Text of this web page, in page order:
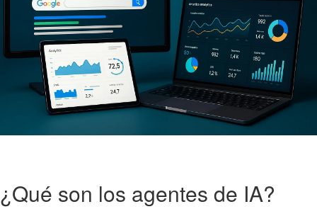
¿Qué son los agentes de IA?